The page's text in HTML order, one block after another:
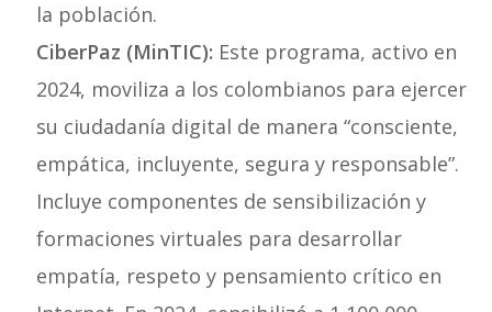
la población.
CiberPaz (MinTIC): Este programa, activo en
2024, moviliza a los colombianos para ejercer
su ciudadanía digital de manera “consciente,
empática, incluyente, segura y responsable”.
Incluye componentes de sensibilización y
formaciones virtuales para desarrollar
empatía, respeto y pensamiento crítico en